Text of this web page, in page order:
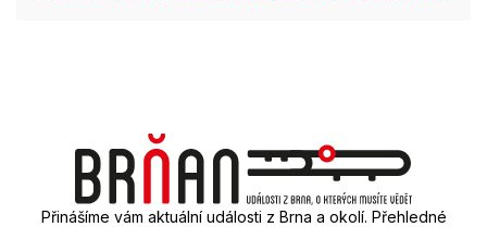
Přinášíme vám aktuální události z Brna a okolí. Přehledné